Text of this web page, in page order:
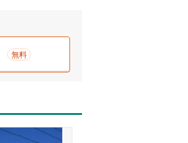
無料